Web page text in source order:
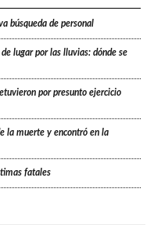
búsqueda de personal
lugar por las lluvias: dónde se
por presunto ejercicio
la muerte y encontró en la
fatales